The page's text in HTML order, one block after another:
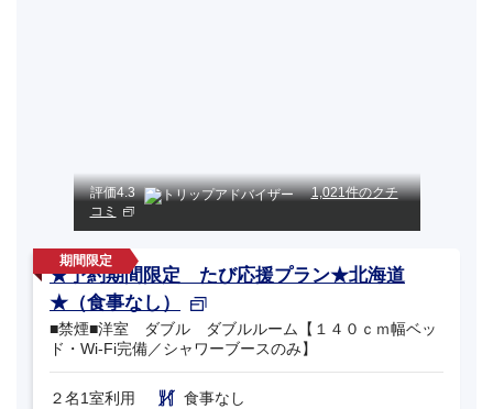
評価4.3
1,021件のクチ
コミ
★予約期間限定 たび応援プラン★北海道
★（食事なし）
■禁煙■洋室 ダブル ダブルルーム【１４０ｃｍ幅ベッ
ド・Wi-Fi完備／シャワーブースのみ】
２名1室利用
食事なし